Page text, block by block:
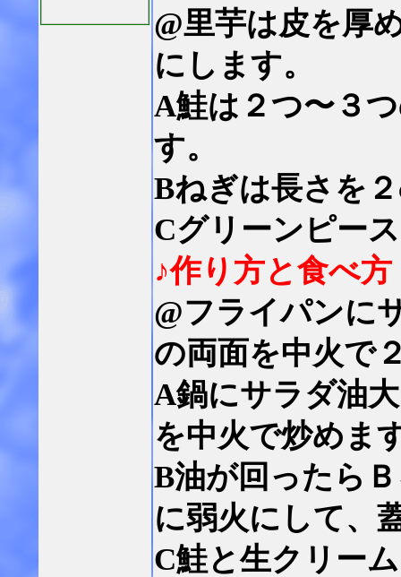
@里芋は皮を厚
にします。
A鮭は２つ〜３
す。
Bねぎは長さを
Cグリーンピー
♪作り方と食べ方
@フライパンに
の両面を中火で
A鍋にサラダ油
を中火で炒めま
B油が回ったら
に弱火にして、
C鮭と生クリー